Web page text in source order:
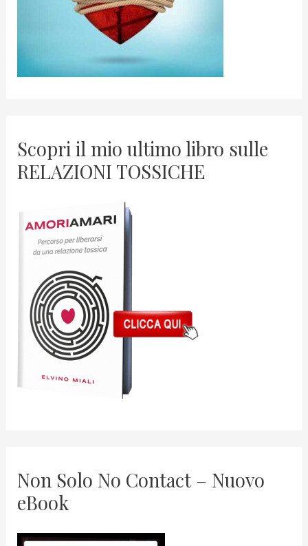
Scopri il mio ultimo libro sulle
RELAZIONI TOSSICHE
Non Solo No Contact – Nuovo
eBook